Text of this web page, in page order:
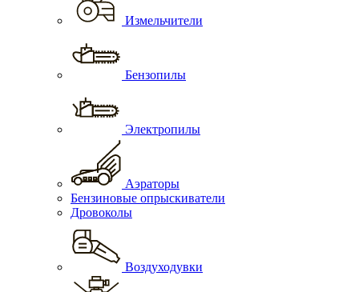
Измельчители
Бензопилы
Электропилы
Аэраторы
Бензиновые опрыскиватели
Дровоколы
Воздуходувки